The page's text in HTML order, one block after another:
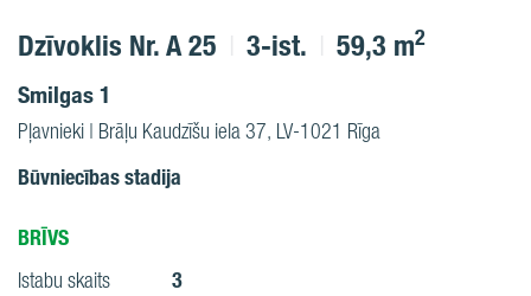
Dzīvoklis Nr. A 25 3-ist. 59,3 m2
Smilgas 1
Pļavnieki | Brāļu Kaudzīšu iela 37, LV-1021 Rīga
Būvniecības stadija
BRĪVS
Istabu skaits 3